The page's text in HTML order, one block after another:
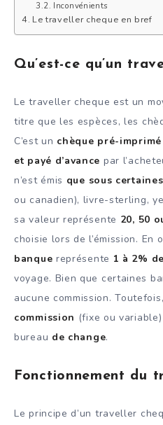
Inconvénients
Le traveller cheque en bref
Qu’est-ce qu’un
Le traveller cheque est un
titre que les espèces, les
C’est un chèque pré-imprimé
et payé d’avance par
n’est émis que sous
ou canadien), livre-sterling,
sa valeur représente 20, 50
choisie lors de l’émission. En
banque représente 1 à 2%
voyage. Bien que certaines
aucune commission.
commission (fixe ou
bureau de change.
Fonctionnement du
Le principe d’un traveller